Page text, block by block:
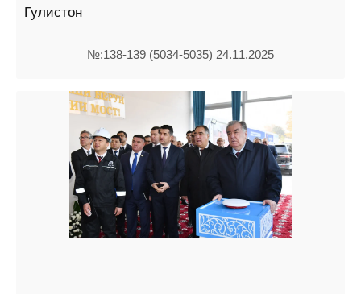
Гулистон
№:138-139 (5034-5035) 24.11.2025